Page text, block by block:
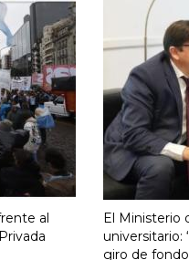
al
El Ministerio
universitario:
giro de